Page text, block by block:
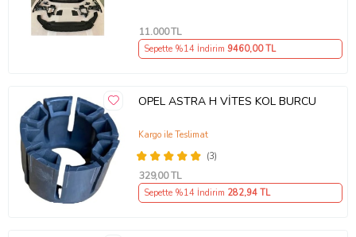
11.000TL
Sepette %14 İndirim 9460,00 TL
OPEL ASTRA H VİTES KOL BURCU
(3)
Kargo ile Teslimat
329,00 TL
Sepette %14 İndirim 282,94 TL